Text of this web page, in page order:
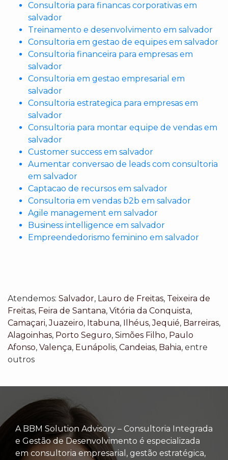
Consultoria para financas corporativas em
salvador
Treinamento e desenvolvimento em salvador
Consultoria em gestao de equipes em salvador
Consultoria financeira para empresas em
salvador
Consultoria em gestao empresarial em
salvador
Consultoria estrategica para empresas em
salvador
Consultoria para montar equipe de vendas em
salvador
Customer success em salvador
Aumentar conversao de leads com consultoria
em salvador
Captacao de recursos em salvador
Consultoria em vendas b2b em salvador
Agile management em salvador
Business intelligence em salvador
Empreendedorismo feminino em salvador
Atendemos: Salvador, Lauro de Freitas, Teixeira de
Freitas, Feira de Santana, Vitória da Conquista,
Camaçari,Juazeiro, Itabuna, Ilhéus,Jequié, Barreiras,
Alagoinhas, Porto Seguro, Simões Filho, Paulo
Afonso, Valença, Eunápolis, Candeias, Bahia, entre
outros
A BBM Solution Advisory – Consultoria Integrada
e Gestão de Desenvolvimento é especializada
em consultoria empresarial, gestão estratégica,